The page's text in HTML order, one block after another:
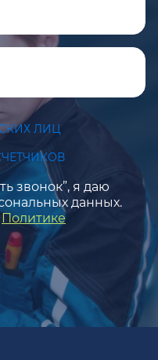
ЛИЦ
звонок”, я даю
данных.
Политике